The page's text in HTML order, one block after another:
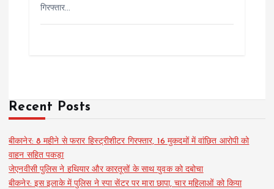
गिरफ्तार…
Recent Posts
बीकानेर: 8 महीने से फरार हिस्ट्रीशीटर गिरफ्तार, 16 मुकदमों में वांछित आरोपी को
वाहन सहित पकड़ा
जेएनवीसी पुलिस ने हथियार और कारतूसों के साथ युवक को दबोचा
बीकनेर: इस इलाके में पुलिस ने स्पा सेंटर पर मारा छापा, चार महिलाओं को किया